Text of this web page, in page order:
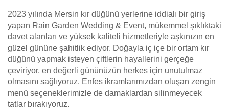
2023 yılında Mersin kır düğünü yerlerine iddialı bir giriş
yapan Rain Garden Wedding & Event, mükemmel şıklıktaki
davet alanları ve yüksek kaliteli hizmetleriyle aşkınızın en
güzel gününe şahitlik ediyor. Doğayla iç içe bir ortam kır
düğünü yapmak isteyen çiftlerin hayallerini gerçeğe
çeviriyor, en değerli gününüzün herkes için unutulmaz
olmasını sağlıyoruz. Enfes ikramlarımızdan oluşan zengin
menü seçeneklerimizle de damaklardan silinmeyecek
tatlar bırakıyoruz.